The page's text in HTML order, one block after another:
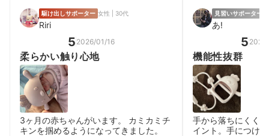
駆け出しサポーター 女性 | 30代
Riri
5 2026/01/16
柔らかい触り心地
3ヶ月の赤ちゃんがいます。 カミカミチ
キンを掴めるようになってきました。
見習いサポーター
あ!
5
機能性抜群
手から落ちにくく
イント。手につけ